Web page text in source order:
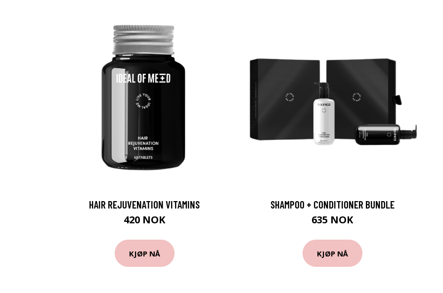
HAIR REJUVENATION VITAMINS
420 NOK
KJØP NÅ
SHAMPOO + CONDITIONER BUNDLE
635 NOK
KJØP NÅ